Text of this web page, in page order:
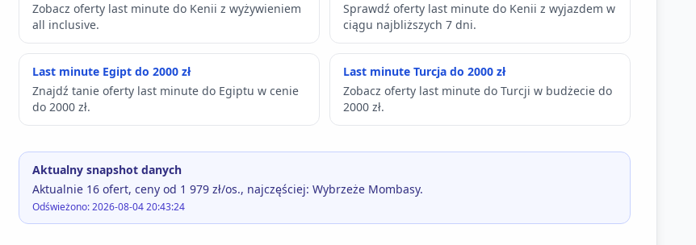
Zobacz oferty last minute do Kenii z wyżywieniem
all inclusive.
Sprawdź oferty last minute do Kenii z wyjazdem w
ciągu najbliższych 7 dni.
Last minute Egipt do 2000 zł
Znajdź tanie oferty last minute do Egiptu w cenie
do 2000 zł.
Last minute Turcja do 2000 zł
Zobacz oferty last minute do Turcji w budżecie do
2000 zł.
Aktualny snapshot danych
Aktualnie 16 ofert, ceny od 1 979 zł/os., najczęściej: Wybrzeże Mombasy.
Odświeżono: 2026-08-04 20:43:24